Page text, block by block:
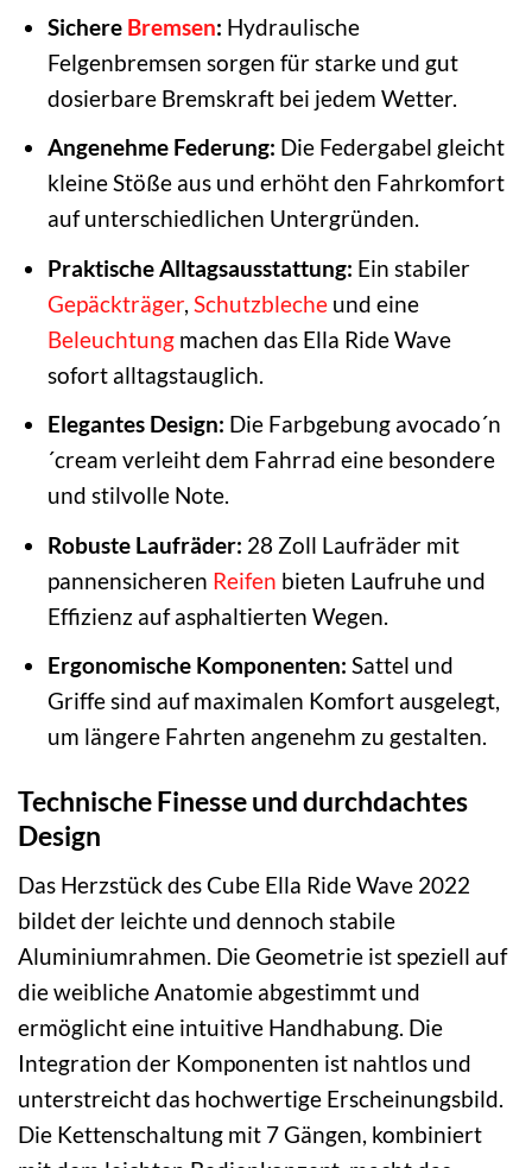
Sichere Bremsen: Hydraulische
Felgenbremsen sorgen für starke und gut
dosierbare Bremskraft bei jedem Wetter.
Angenehme Federung: Die Federgabel gleicht
kleine Stöße aus und erhöht den Fahrkomfort
auf unterschiedlichen Untergründen.
Praktische Alltagsausstattung: Ein stabiler
Gepäckträger, Schutzblecheund eine
Beleuchtungmachen das Ella Ride Wave
sofort alltagstauglich.
Elegantes Design: Die Farbgebung avocado´n
´cream verleiht dem Fahrrad eine besondere
und stilvolle Note.
Robuste Laufräder: 28 Zoll Laufräder mit
pannensicheren Reifen bieten Laufruhe und
Effizienz auf asphaltierten Wegen.
Ergonomische Komponenten: Sattel und
Griffe sind auf maximalen Komfort ausgelegt,
um längere Fahrten angenehm zu gestalten.
Technische Finesse und durchdachtes
Design
Das Herzstück des Cube Ella Ride Wave 2022
bildet der leichte und dennoch stabile
Aluminiumrahmen. Die Geometrie ist speziell auf
die weibliche Anatomie abgestimmt und
ermöglicht eine intuitive Handhabung. Die
Integration der Komponenten ist nahtlos und
unterstreicht das hochwertige Erscheinungsbild.
Die Kettenschaltung mit 7 Gängen, kombiniert